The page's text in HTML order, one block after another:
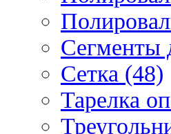
Сегменты
Сетка (48)
Тарелка